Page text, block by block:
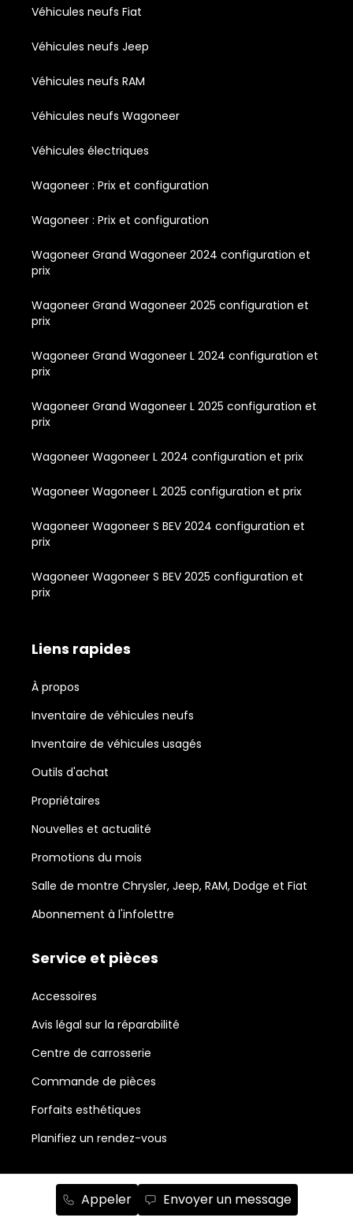
Appeler Envoyer un message
Véhicules neufs Fiat
Véhicules neufs Jeep
Véhicules neufs RAM
Véhicules neufs Wagoneer
Véhicules électriques
Wagoneer : Prix et configuration
Wagoneer : Prix et configuration
Wagoneer Grand Wagoneer 2024 configuration et
prix
Wagoneer Grand Wagoneer 2025 configuration et
prix
Wagoneer Grand Wagoneer L 2024 configuration et
prix
Wagoneer Grand Wagoneer L 2025 configuration et
prix
Wagoneer Wagoneer L 2024 configuration et prix
Wagoneer Wagoneer L 2025 configuration et prix
Wagoneer Wagoneer S BEV 2024 configuration et
prix
Wagoneer Wagoneer S BEV 2025 configuration et
prix
Liens rapides
À propos
Inventaire de véhicules neufs
Inventaire de véhicules usagés
Outils d'achat
Propriétaires
Nouvelles et actualité
Promotions du mois
Salle de montre Chrysler, Jeep, RAM, Dodge et Fiat
Abonnement à l'infolettre
Service et pièces
Accessoires
Avis légal sur la réparabilité
Centre de carrosserie
Commande de pièces
Forfaits esthétiques
Planifiez un rendez-vous
Neufs en stock
RAM 1500